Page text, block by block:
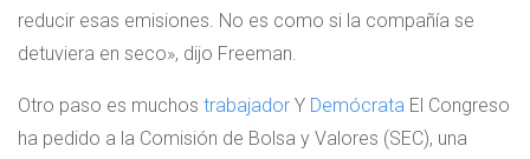
reducir esas emisiones. No es como si la compañía se
detuviera en seco», dijo Freeman.
Otro paso es muchos trabajador Y Demócrata El Congreso
ha pedido a la Comisión de Bolsa y Valores (SEC), una